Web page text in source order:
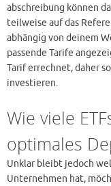
abschreibung können
teilweise auf das
abhängig von deinem
passende Tarife
Tarif errechnet, daher
investieren.
Wie viele
optimales
Unklar bleibt jedoch
Unternehmen hat,